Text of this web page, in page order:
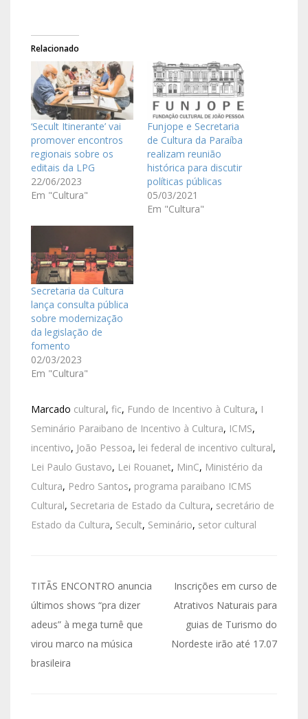
Relacionado
‘Secult Itinerante’ vai
promover encontros
regionais sobre os
editais da LPG
22/06/2023
Em "Cultura"
Funjope e Secretaria
de Cultura da Paraíba
realizam reunião
histórica para discutir
políticas públicas
05/03/2021
Em "Cultura"
Secretaria da Cultura
lança consulta pública
sobre modernização
da legislação de
fomento
02/03/2023
Em "Cultura"
Marcado cultural, fic, Fundo de Incentivo à Cultura, I
Seminário Paraibano de Incentivo à Cultura, ICMS,
incentivo, João Pessoa, lei federal de incentivo cultural,
Lei Paulo Gustavo, Lei Rouanet, MinC, Ministério da
Cultura, Pedro Santos, programa paraibano ICMS
Cultural, Secretaria de Estado da Cultura, secretário de
Estado da Cultura, Secult, Seminário, setor cultural
TITÃS ENCONTRO anuncia
últimos shows “pra dizer
adeus” à mega turnê que
virou marco na música
brasileira
Inscrições em curso de
Atrativos Naturais para
guias de Turismo do
Nordeste irão até 17.07